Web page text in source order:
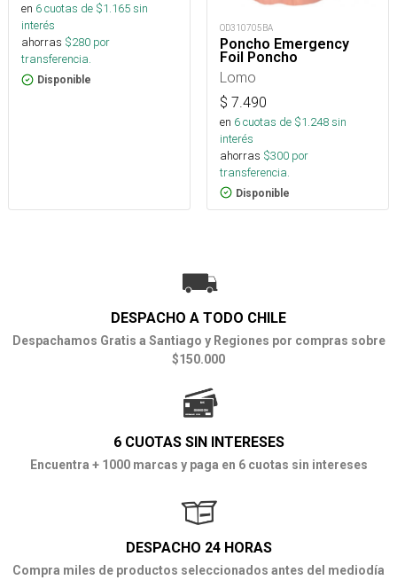
en 6cuotas de $1.165sin
interés
ahorras $280 por
transferencia.
Disponible
OD310705BA
Poncho Emergency
Foil Poncho
Lomo
$ 7.490
en 6cuotas de $1.248sin
interés
ahorras $300 por
transferencia.
Disponible
DESPACHO A TODO CHILE
Despachamos Gratis a Santiago y Regiones por compras sobre
$150.000
6 CUOTAS SIN INTERESES
Encuentra + 1000 marcas y paga en 6 cuotas sin intereses
DESPACHO 24 HORAS
Compra miles de productos seleccionados antes del mediodía